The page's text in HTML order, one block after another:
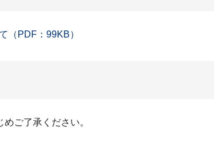
（PDF：99KB）
ご了承ください。